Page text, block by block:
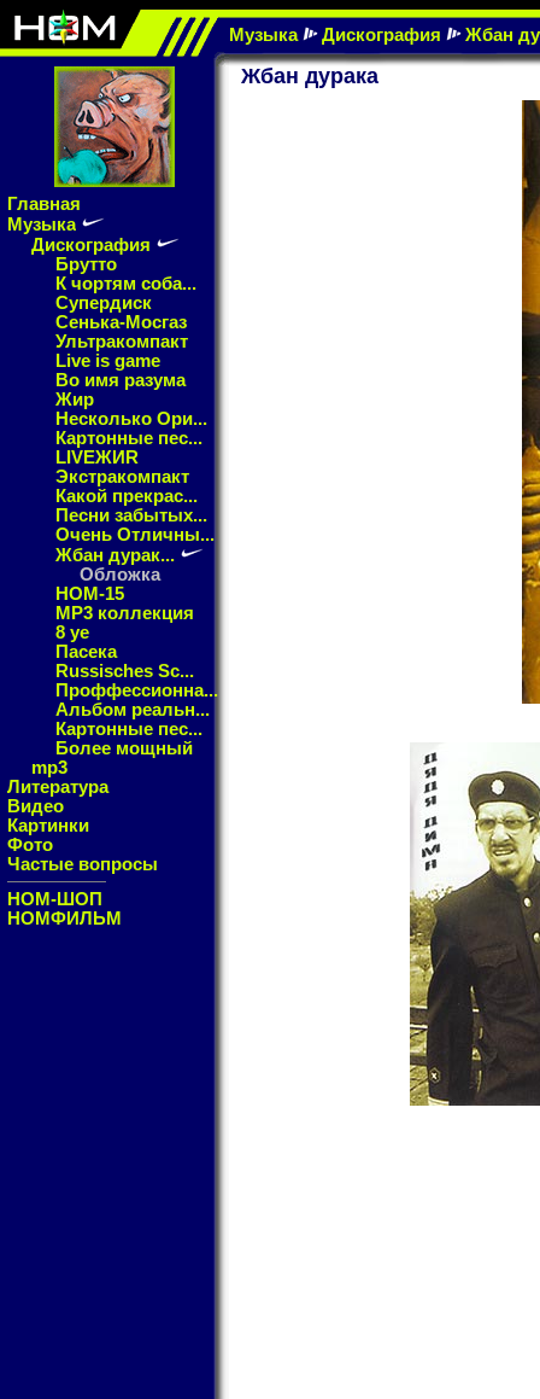
Музыка Дискография Жбан
Главная
Музыка
Дискография
Брутто
К чортям соба...
Супердиск
Сенька-Мосгаз
Ультракомпакт
Live is game
Во имя разума
Жир
Несколько Ори...
Картонные пес...
LIVEЖИR
Экстракомпакт
Какой прекрас...
Песни забытых...
Очень Отличны...
Жбан дурак...
Обложка
НОМ-15
MP3 коллекция
8 уе
Пасека
Russisches Sc...
Проффессионна...
Альбом реальн...
Картонные пес...
Более мощный
mp3
Литература
Видео
Картинки
Фото
Частые вопросы
НОМ-ШОП
НОМФИЛЬМ
Жбан дурака